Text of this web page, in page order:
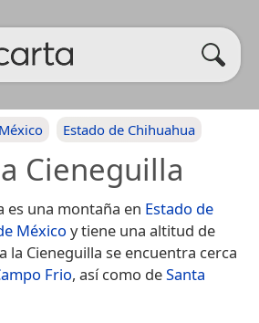
Estado de Chihuahua
Cieneguilla
es una montaña en Estado de
México y tiene una altitud de
la Cieneguilla se encuentra cerca
Frio, así como deSanta